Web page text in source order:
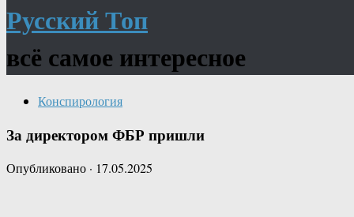
Русский Топ
всё самое интересное
Конспирология
За директором ФБР пришли
Опубликовано · 17.05.2025